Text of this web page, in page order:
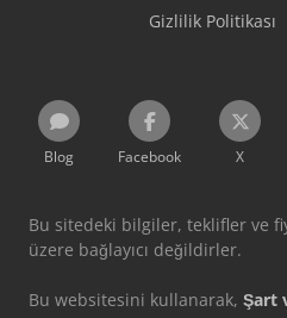
Gizlilik Politikası
Blog Facebook X
Bu sitedeki bilgiler, teklifler ve
üzere bağlayıcı değildirler.
Bu websitesini kullanarak, Şart